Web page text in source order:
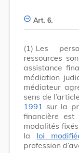
Art. 6.
(1) Les
ressources
assistance
médiation
médiateur
sens de
1991 sur la
financière
modalités
la loi
profession